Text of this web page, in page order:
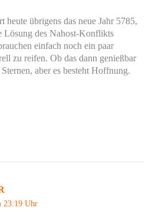
heute übrigens das neue Jahr 5785,
Lösung des Nahost-Konflikts
einfach noch ein paar
zu reifen. Ob das dann genießbar
aber es besteht Hoffnung.
23:19 Uhr